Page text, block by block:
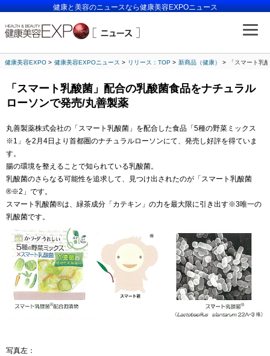
健康と美容のニュースなら健康美容EXPOニュース
健康美容EXPO 健康美容EXPOニュース リリース：TOP 新商品（健康） 「スマート乳
「スマート乳酸菌」配合の乳酸菌食品をナチュラル
ローソンで発売/丸善製薬
丸善製薬株式会社の「スマート乳酸菌」を配合した食品「5種の野菜ミックス
※1」を2月4日より首都圏のナチュラルローソンにて、発売し好評を得ていま
す。
腸の環境を整えることで知られている乳酸菌。
乳酸菌のさらなる可能性を追求して、見つけ出されたのが「スマート乳酸菌
®※2」です。
スマート乳酸菌®は、緑茶成分「カテキン」の力を最大限に引き出す※3唯一の
乳酸菌です。
写真左：